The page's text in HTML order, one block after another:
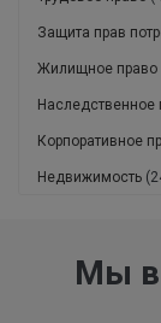
Защита прав
Жилищное право
Наследственное
Корпоративное
Недвижимость
Мы в